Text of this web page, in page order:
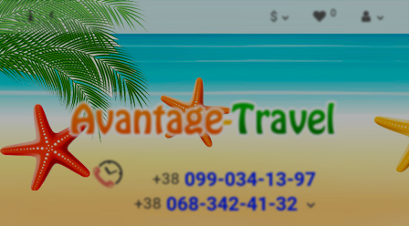
$ 0
+38 099-034-13-97
+38 068-342-41-32